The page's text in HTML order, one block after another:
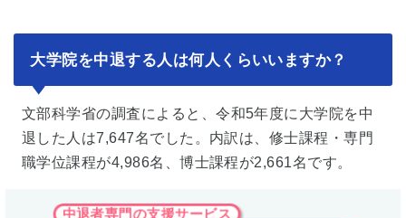
大学院を中退する人は何人くらいいますか？
文部科学省の調査によると、令和5年度に大学院を中
退した人は7,647名でした。内訳は、修士課程・専門
職学位課程が4,986名、博士課程が2,661名です。
中退者専門の支援サービス